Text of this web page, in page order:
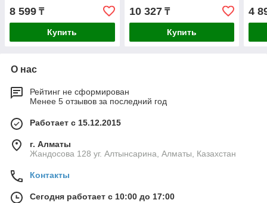
8 599 ₸
Купить
10 327₸
Купить
4
О нас
Рейтинг не сформирован
Менее 5 отзывов за последний год
Работает с 15.12.2015
г. Алматы
Жандосова 128 уг. Алтынсарина, Алматы, Казахстан
Контакты
Сегодня работает с 10:00 до 17:00